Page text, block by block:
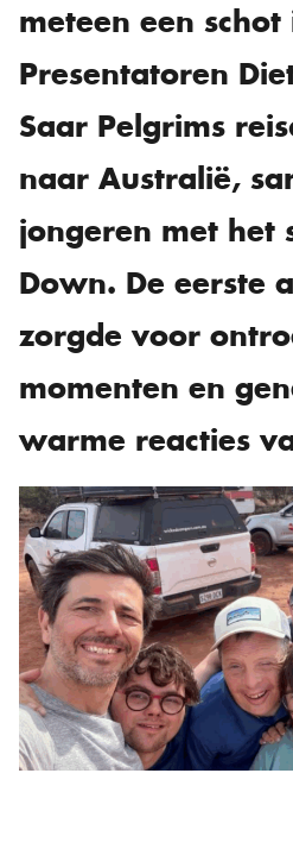
meteen een
Presentatoren
Saar Pelgrims
naar Australië,
jongeren met het
Down. De eerste
zorgde voor
momenten en
warme reacties